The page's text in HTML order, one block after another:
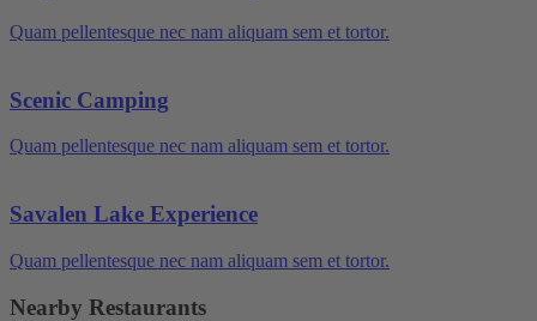
Quam pellentesque nec nam aliquam sem et tortor.
Scenic Camping
Quam pellentesque nec nam aliquam sem et tortor.
Savalen Lake Experience
Quam pellentesque nec nam aliquam sem et tortor.
Nearby Restaurants